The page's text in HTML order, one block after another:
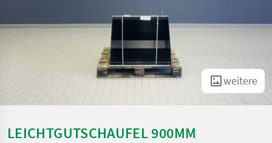
weitere
LEICHTGUTSCHAUFEL 900MM